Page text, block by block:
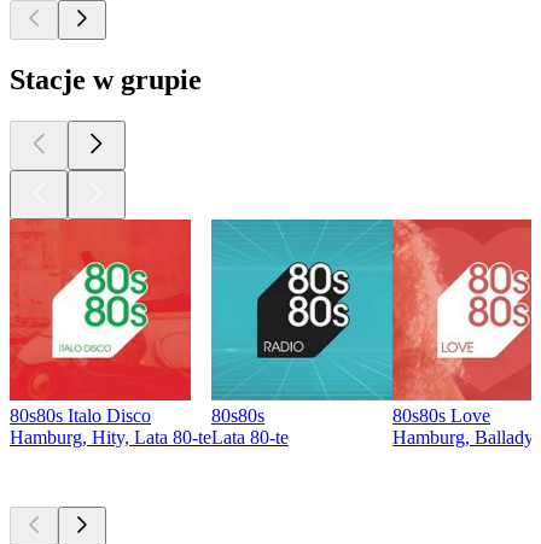
Stacje w grupie
80s80s Italo Disco
Hamburg, Hity, Lata 80-te
80s80s
Lata 80-te
80s80s Love
Hamburg,